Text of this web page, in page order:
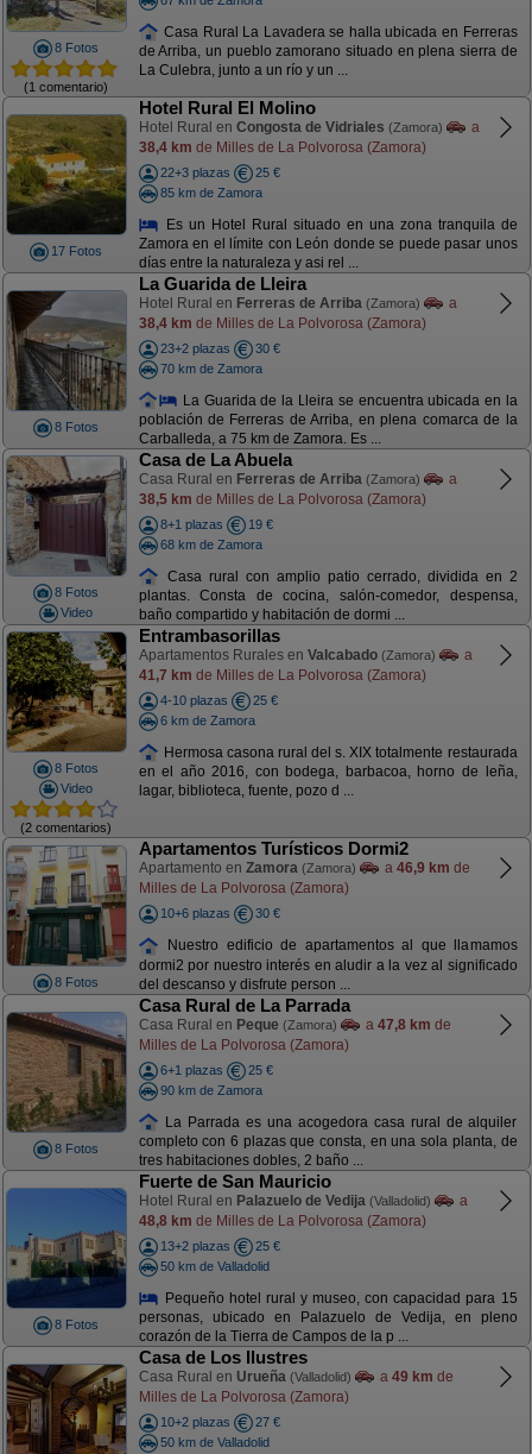
8 Fotos
(1 comentario)
Casa Rural La Lavadera se halla ubicada en Ferreras
de Arriba, un pueblo zamorano situado en plena sierra de
La Culebra, junto a un río y un ...
17 Fotos
Hotel Rural El Molino
Hotel Rural en Congosta de Vidriales (Zamora)
a
38,4 km de Milles de La Polvorosa (Zamora)
22+3 plazas
25 €
85 km de Zamora
Es un Hotel Rural situado en una zona tranquila de
Zamora en el límite con León donde se puede pasar unos
días entre la naturaleza y asi rel ...
8 Fotos
La Guarida de Lleira
Hotel Rural en Ferreras de Arriba (Zamora)
a
38,4 km de Milles de La Polvorosa (Zamora)
23+2 plazas
30 €
70 km de Zamora
La Guarida de la Lleira se encuentra ubicada en la
población de Ferreras de Arriba, en plena comarca de la
Carballeda, a 75 km de Zamora. Es ...
8 Fotos
Video
Casa de La Abuela
Casa Rural en Ferreras de Arriba (Zamora)
a
38,5 km de Milles de La Polvorosa (Zamora)
8+1 plazas
19 €
68 km de Zamora
Casa rural con amplio patio cerrado, dividida en 2
plantas. Consta de cocina, salón-comedor, despensa,
baño compartido y habitación de dormi ...
8 Fotos
Video
(2 comentarios)
Entrambasorillas
Apartamentos Rurales en Valcabado (Zamora)
a
41,7 km de Milles de La Polvorosa (Zamora)
4-10 plazas
25 €
6 km de Zamora
Hermosa casona rural del s. XIX totalmente restaurada
en el año 2016, con bodega, barbacoa, horno de leña,
lagar, biblioteca, fuente, pozo d ...
8 Fotos
Apartamentos Turísticos Dormi2
Apartamento en Zamora (Zamora) a 46,9 km de
Milles de La Polvorosa (Zamora)
10+6 plazas 30 €
Nuestro edificio de apartamentos al que llamamos
dormi2 por nuestro interés en aludir a la vez al significado
del descanso y disfrute person ...
8 Fotos
Casa Rural de La Parrada
Casa Rural en Peque (Zamora) a 47,8 km de
Milles de La Polvorosa (Zamora)
6+1 plazas
25 €
90 km de Zamora
La Parrada es una acogedora casa rural de alquiler
completo con 6 plazas que consta, en una sola planta, de
tres habitaciones dobles, 2 baño ...
8 Fotos
Fuerte de San Mauricio
Hotel Rural en Palazuelo de Vedija (Valladolid)
a
48,8 km de Milles de La Polvorosa (Zamora)
13+2 plazas
25 €
50 km de Valladolid
Pequeño hotel rural y museo, con capacidad para 15
personas, ubicado en Palazuelo de Vedija, en pleno
corazón de la Tierra de Campos de la p ...
Casa de Los Ilustres
Casa Rural en Urueña (Valladolid) a 49 km de
Milles de La Polvorosa (Zamora)
10+2 plazas
27 €
50 km de Valladolid